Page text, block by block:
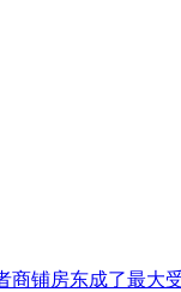
铺房东成了最大